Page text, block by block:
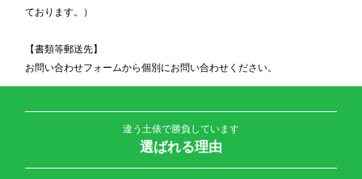
ております。）
【書類等郵送先】
お問い合わせフォームから個別にお問い合わせください。
違う土俵で勝負しています
選ばれる理由